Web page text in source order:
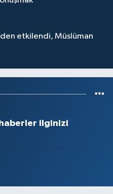
etkilendi, Müslüman
ilginizi